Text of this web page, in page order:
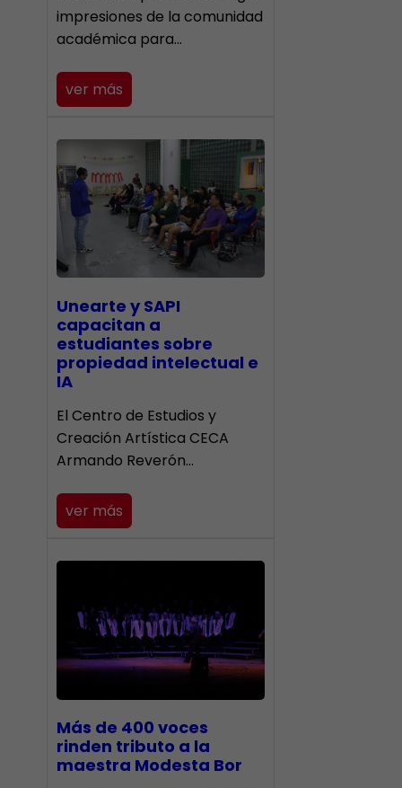
impresiones de la comunidad
académica para…
ver más
Unearte y SAPI
capacitan a
estudiantes sobre
propiedad intelectual e
IA
El Centro de Estudios y
Creación Artística CECA
Armando Reverón…
ver más
Más de 400 voces
rinden tributo a la
maestra Modesta Bor